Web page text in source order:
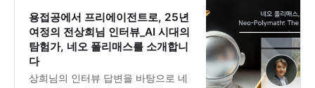
팔고, 회사를 팔고, 강의를 판다”는 일
관된 마케팅 관점으로 통합해왔습니
다.
용접공에서 프리에이전트로, 25년
여정의 전상희님 인터뷰_AI 시대의
탐험가, 네오 폴리매스를 소개합니
다
상희님의 인터뷰 답변을 바탕으로 네